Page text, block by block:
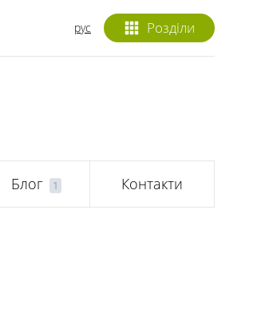
Розділи
рус
Блог 1 Контакти